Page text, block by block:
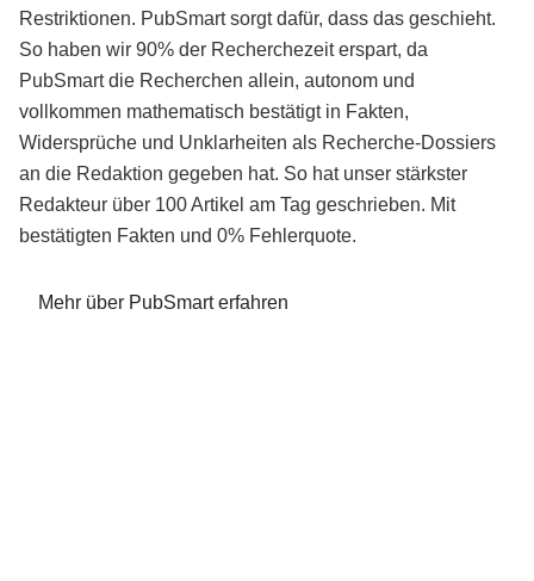
Restriktionen. PubSmart sorgt dafür, dass das geschieht.
So haben wir 90% der Recherchezeit erspart, da
PubSmart die Recherchen allein, autonom und
vollkommen mathematisch bestätigt in Fakten,
Widersprüche und Unklarheiten als Recherche-Dossiers
an die Redaktion gegeben hat. So hat unser stärkster
Redakteur über 100 Artikel am Tag geschrieben. Mit
bestätigten Fakten und 0% Fehlerquote.
Mehr über PubSmart erfahren